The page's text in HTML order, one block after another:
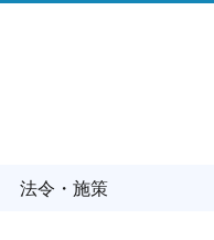
法令・施策